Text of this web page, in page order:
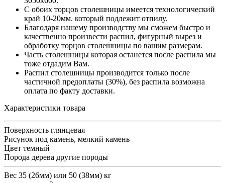
С обоих торцов столешницы имеется технологический
край 10-20мм. который подлежит отпилу.
Благодаря нашему производству мы сможем быстро и
качественно произвести распил, фигурный вырез и
обработку торцов столешницы по вашим размерам.
Часть столешницы которая останется после распила мы
тоже отдадим Вам.
Распил столешницы производится только после
частичной предоплаты (30%), без распила возможна
оплата по факту доставки.
Характеристики товара
Поверхность глянцевая
Рисунок под камень, мелкий камень
Цвет темный
Порода дерева другие породы
Вес 35 (26мм) или 50 (38мм) кг